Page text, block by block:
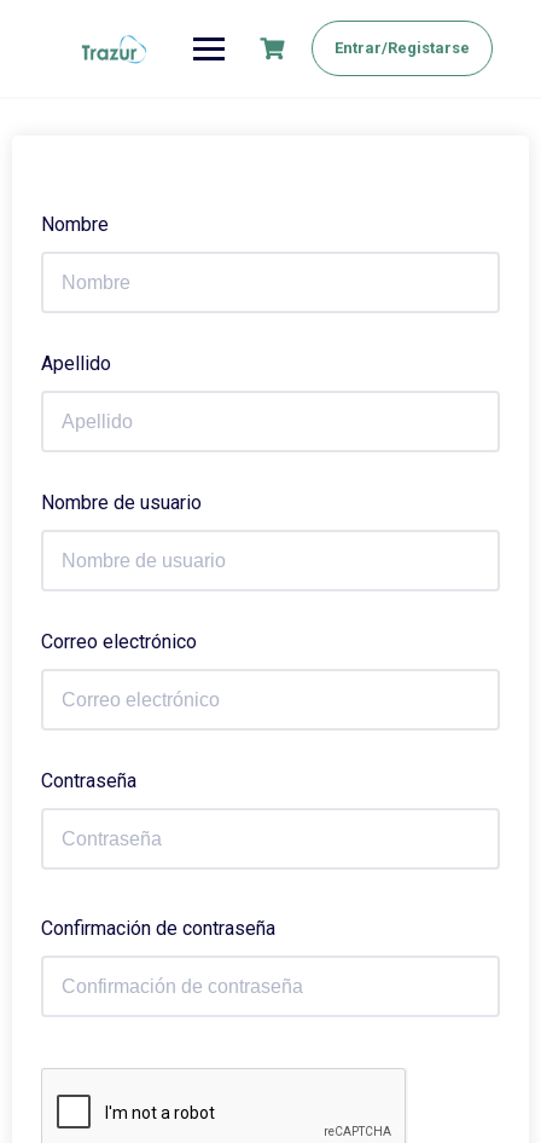
Entrar/Registarse
Nombre
Apellido
Nombre de usuario
Correo electrónico
Contraseña
Confirmación de contraseña